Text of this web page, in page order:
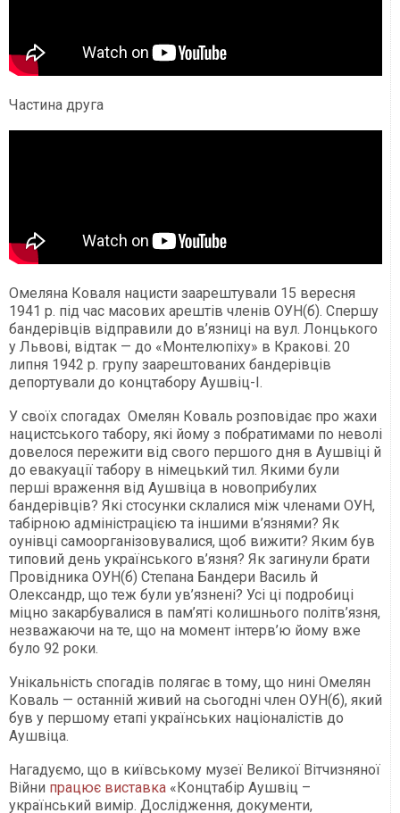
Частина друга
Омеляна Коваля нацисти заарештували 15 вересня
1941 р. під час масових арештів членів ОУН(б). Спершу
бандерівців відправили до в’язниці на вул. Лонцького
у Львові, відтак — до «Монтелюпіху» в Кракові. 20
липня 1942 р. групу заарештованих бандерівців
депортували до концтабору Аушвіц-І.
У своїх спогадах Омелян Коваль розповідає про жахи
нацистського табору, які йому з побратимами по неволі
довелося пережити від свого першого дня в Аушвіці й
до евакуації табору в німецький тил. Якими були
перші враження від Аушвіца в новоприбулих
бандерівців? Які стосунки склалися між членами ОУН,
табірною адміністрацією та іншими в’язнями? Як
оунівці самоорганізовувалися, щоб вижити? Яким був
типовий день українського в’язня? Як загинули брати
Провідника ОУН(б) Степана Бандери Василь й
Олександр, що теж були ув’язнені? Усі ці подробиці
міцно закарбувалися в пам’яті колишнього політв’язня,
незважаючи на те, що на момент інтерв’ю йому вже
було 92 роки.
Унікальність спогадів полягає в тому, що нині Омелян
Коваль — останній живий на сьогодні член ОУН(б), який
був у першому етапі українських націоналістів до
Аушвіца.
Нагадуємо, що в київському музеї Великої Вітчизняної
Війни працює виставка «Концтабір Аушвіц –
український вимір. Дослідження, документи,